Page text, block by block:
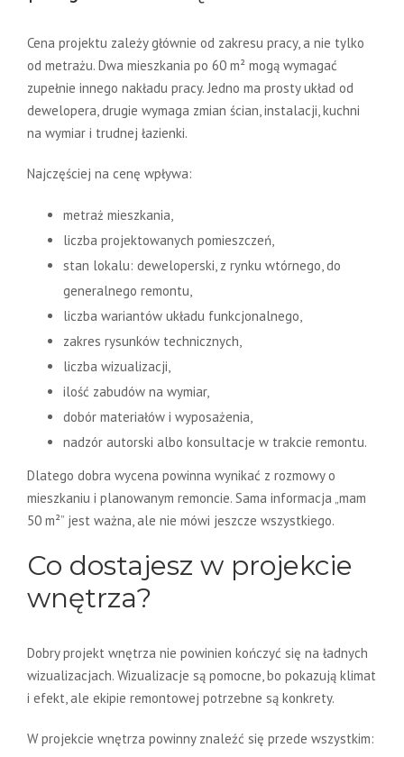
Cena projektu zależy głównie od zakresu pracy, a nie tylko
od metrażu. Dwa mieszkania po 60 m² mogą wymagać
zupełnie innego nakładu pracy. Jedno ma prosty układ od
dewelopera, drugie wymaga zmian ścian, instalacji, kuchni
na wymiar i trudnej łazienki.
Najczęściej na cenę wpływa:
metraż mieszkania,
liczba projektowanych pomieszczeń,
stan lokalu: deweloperski, z rynku wtórnego, do
generalnego remontu,
liczba wariantów układu funkcjonalnego,
zakres rysunków technicznych,
liczba wizualizacji,
ilość zabudów na wymiar,
dobór materiałów i wyposażenia,
nadzór autorski albo konsultacje w trakcie remontu.
Dlatego dobra wycena powinna wynikać z rozmowy o
mieszkaniu i planowanym remoncie. Sama informacja „mam
50 m²” jest ważna, ale nie mówi jeszcze wszystkiego.
Co dostajesz w projekcie
wnętrza?
Dobry projekt wnętrza nie powinien kończyć się na ładnych
wizualizacjach. Wizualizacje są pomocne, bo pokazują klimat
i efekt, ale ekipie remontowej potrzebne są konkrety.
W projekcie wnętrza powinny znaleźć się przede wszystkim: